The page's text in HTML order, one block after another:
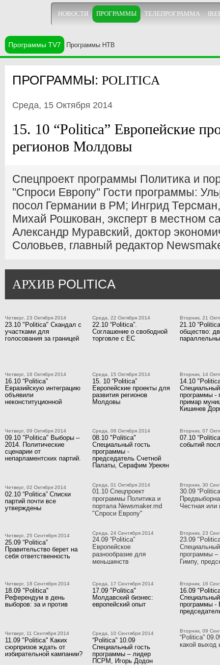
НОВОСТИ ПРОГРАММЫ ТЕЛЕПРОГРАММА
Программы TV7 Программы НТВ
ПРОГРАММЫ: POLITICA
Среда, 15 Октября 2014
15. 10 “Politica” Европейские
регионов Молдовы
Спецпроект программы Политика и
"Спроси Европу" Гости программы:
посол Германии в РМ; Ингрид
Михай Рошкован, эксперт в местном
Александр Муравский, доктор
Соловьев, главный редактор
АРХИВ POLITICA
Четверг, 23 Октября 2014
23.10 "Politica" Скандал с
участками для
голосования за границей
Среда, 22 Октября 2014
22.10 “Politica”.
Соглашение о свободной
торговле с ЕС
Вторник, 21
21.10
общество:
Четверг, 16 Октября 2014
16.10 “Politica”
Евразийскую интеграцию
объявили
неконституционной
Среда, 15 Октября 2014
15. 10 “Politica”
Европейские проекты для
развития регионов
Молдовы
Вторник, 14
14.10
Специальный
программы -
примар
Кишинев
Четверг, 09 Октября 2014
09.10 "Politica" Выборы –
2014. Политические
сценарии от
непарламентских партий.
Среда, 08 Октября 2014
08.10 "Politica"
Специальный гость
программы -
председатель Счетной
Палаты, Серафим Урекян
Вторник, 07
07.10
событий
Четверг, 02 Октября 2014
02.10 “Politica” Списки
партий почти все
утверждены
Среда, 01 Октября 2014
01.10 Спецпроект
программы Политика и
портала Newsmaker.md
"Спроси Европу"
Вторник, 30
30.09
Честная или
Четверг, 25 Сентября 2014
25.09 “Politica”
Правительство берет на
себя ответственность
Среда, 24 Сентября 2014
24.09 “Politica”
Европейское
разнообразие для
меньшинств
Вторник, 23
23.09
Специальный
программы
Гимпу,
Четверг, 18 Сентября 2014
18.09 "Politica"
Референдум в день
выборов: за и против
Среда, 17 Сентября 2014
17.09 "Politica"
Молдавский бизнес:
европейский опыт
Вторник, 16
16.09
Специальный
программы -
Четверг, 11 Сентября 2014
11.09 "Politica" Каких
сюрпризов ждать от
избирательной кампании?
Среда, 10 Сентября 2014
“Politica” 10.09
Специальный гость
программы – лидер
ПСРМ, Игорь Додон
Вторник, 09
“Politica”
какой выход